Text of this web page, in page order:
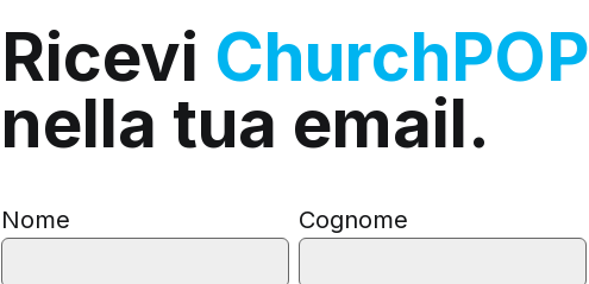
Ricevi ChurchPOP
nella tua email.
Nome Cognome